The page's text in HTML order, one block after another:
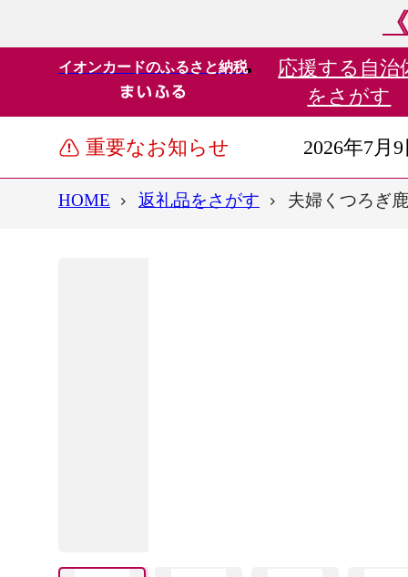
イオンカードのふるさと納税 応援する 自治
をさがす
重要なお知らせ 2026年7月
HOME 返礼品をさがす 夫婦くつろぎ